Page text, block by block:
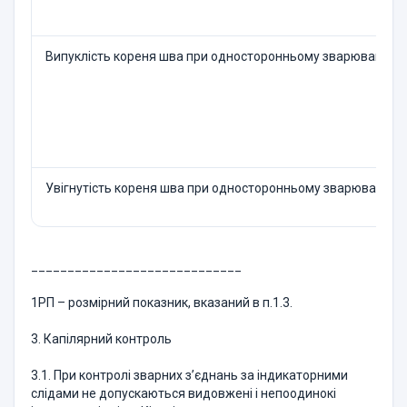
Випуклість коре­ня шва при односторонньому зва­рюванні
Увігнутість коре­ня шва при односторонньому зва­рюванні
1РП – розмірний показник, вказаний в п.1.3.
3. Капілярний контроль
3.1. При контролі зварних з’єднань за індикаторними
слідами не до­пускаються видовжені і непоодинокі